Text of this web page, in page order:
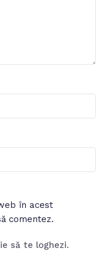
în acest
comentez.
să te loghezi.